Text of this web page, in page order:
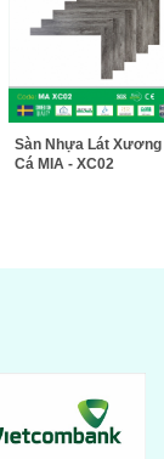
Sàn Nhựa Lát Xương
Cá MIA - XC02